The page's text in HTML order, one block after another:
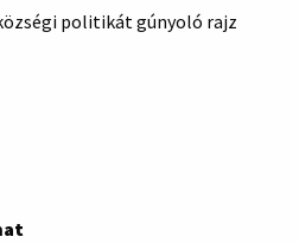
politikát gúnyoló rajz